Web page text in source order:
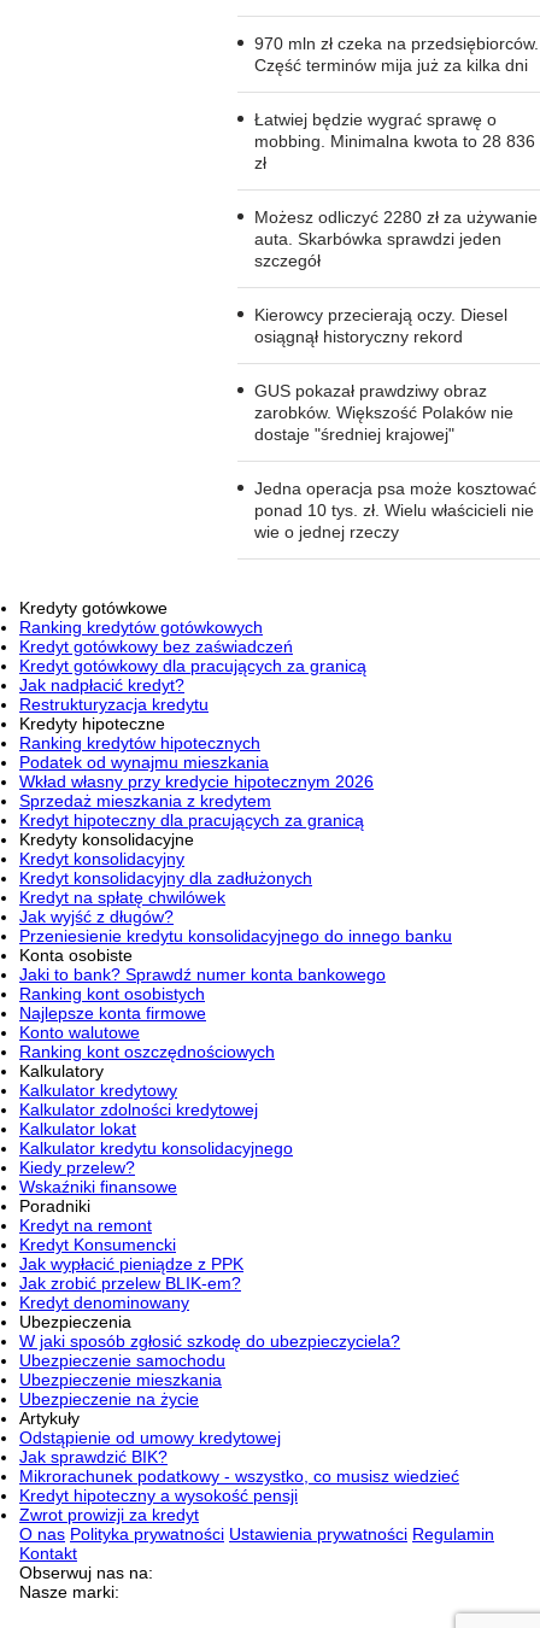
970 mln zł czeka na przedsiębiorców.
Część terminów mija już za kilka dni
Łatwiej będzie wygrać sprawę o
mobbing. Minimalna kwota to 28 836
zł
Możesz odliczyć 2280 zł za używanie
auta. Skarbówka sprawdzi jeden
szczegół
Kierowcy przecierają oczy. Diesel
osiągnął historyczny rekord
GUS pokazał prawdziwy obraz
zarobków. Większość Polaków nie
dostaje "średniej krajowej"
Jedna operacja psa może kosztować
ponad 10 tys. zł. Wielu właścicieli nie
wie o jednej rzeczy
Kredyty gotówkowe
Ranking kredytów gotówkowych
Kredyt gotówkowy bez zaświadczeń
Kredyt gotówkowy dla pracujących za granicą
Jak nadpłacić kredyt?
Restrukturyzacja kredytu
Kredyty hipoteczne
Ranking kredytów hipotecznych
Podatek od wynajmu mieszkania
Wkład własny przy kredycie hipotecznym 2026
Sprzedaż mieszkania z kredytem
Kredyt hipoteczny dla pracujących za granicą
Kredyty konsolidacyjne
Kredyt konsolidacyjny
Kredyt konsolidacyjny dla zadłużonych
Kredyt na spłatę chwilówek
Jak wyjść z długów?
Przeniesienie kredytu konsolidacyjnego do innego banku
Konta osobiste
Jaki to bank? Sprawdź numer konta bankowego
Ranking kont osobistych
Najlepsze konta firmowe
Konto walutowe
Ranking kont oszczędnościowych
Kalkulatory
Kalkulator kredytowy
Kalkulator zdolności kredytowej
Kalkulator lokat
Kalkulator kredytu konsolidacyjnego
Kiedy przelew?
Wskaźniki finansowe
Poradniki
Kredyt na remont
Kredyt Konsumencki
Jak wypłacić pieniądze z PPK
Jak zrobić przelew BLIK-em?
Kredyt denominowany
Ubezpieczenia
W jaki sposób zgłosić szkodę do ubezpieczyciela?
Ubezpieczenie samochodu
Ubezpieczenie mieszkania
Ubezpieczenie na życie
Artykuły
Odstąpienie od umowy kredytowej
Jak sprawdzić BIK?
Mikrorachunek podatkowy - wszystko, co musisz wiedzieć
Kredyt hipoteczny a wysokość pensji
Zwrot prowizji za kredyt
O nas Polityka prywatności Ustawienia prywatności Regulamin
Kontakt
Obserwuj nas na:
Nasze marki: